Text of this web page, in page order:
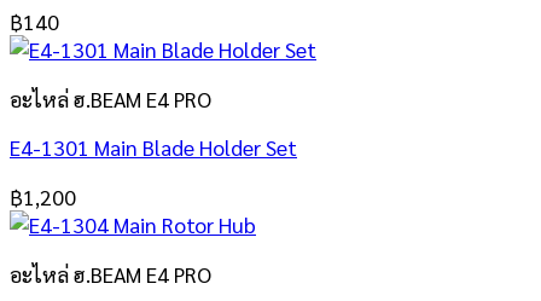
฿140
อะไหล่ ฮ.BEAM E4 PRO
E4-1301 Main Blade Holder Set
฿1,200
อะไหล่ ฮ.BEAM E4 PRO